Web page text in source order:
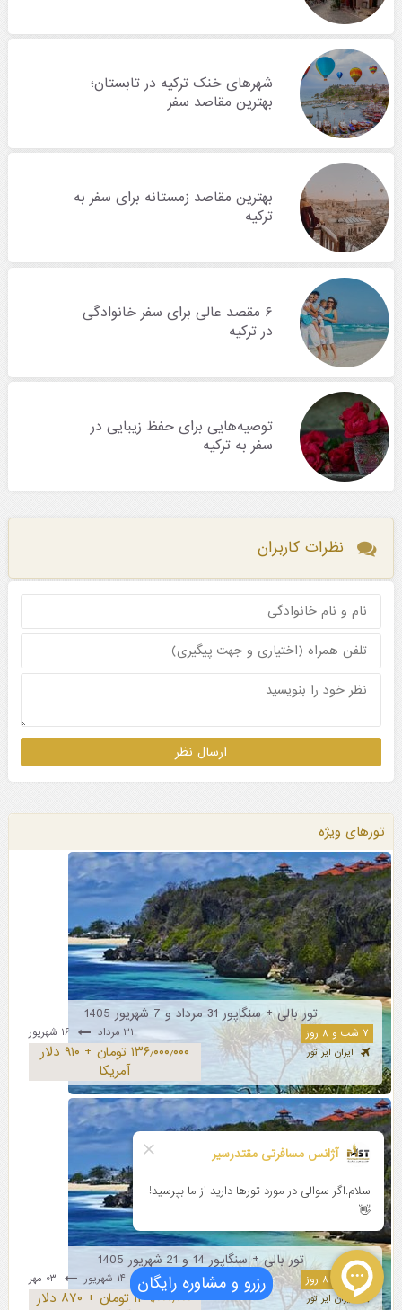
شهرهای خنک ترکیه در تابستان؛
بهترین مقاصد سفر
بهترین مقاصد زمستانه برای سفر به
ترکیه
۶ مقصد عالی برای سفر خانوادگی
در ترکیه
توصیه‌هایی برای حفظ زیبایی در
سفر به ترکیه
نظرات کاربران
تورهای ویژه
تور بالی + سنگاپور 31 مرداد و 7 شهریور 1405
۷ شب و ۸ روز ۳۱ مرداد ۱۶ شهریور
ایران ایر تور
۱۳۶٫۰۰۰٫۰۰۰ تومان + ۹۱۰ دلار
آمریکا
تور بالی + سنگاپور 14 و 21 شهریور 1405
۷ شب و ۸ روز ۱۴ شهریور
ایران ایر تور
۱۳۹٫۰۰۰٫۰۰۰ تومان + ۸۷۰ دلار
رزرو و مشاوره رایگان